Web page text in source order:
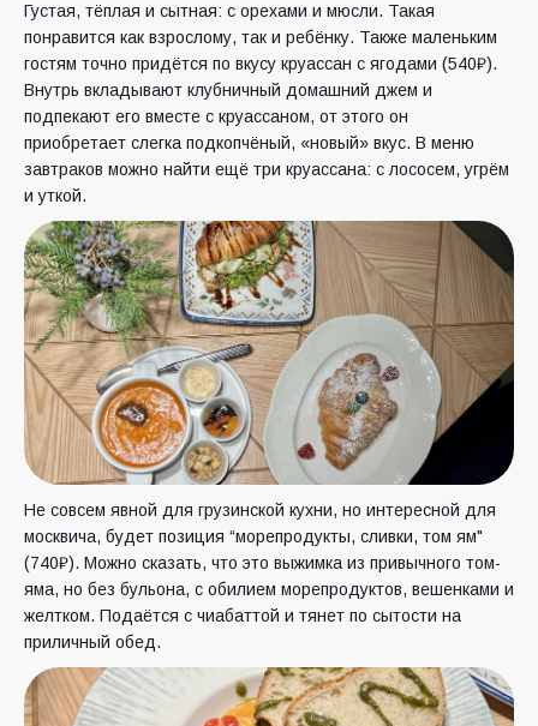
Густая, тёплая и сытная: с орехами и мюсли. Такая
понравится как взрослому, так и ребёнку. Также маленьким
гостям точно придётся по вкусу круассан с ягодами (540₽).
Внутрь вкладывают клубничный домашний джем и
подпекают его вместе с круассаном, от этого он
приобретает слегка подкопчёный, «новый» вкус. В меню
завтраков можно найти ещё три круассана: с лососем, угрём
и уткой.
Не совсем явной для грузинской кухни, но интересной для
москвича, будет позиция “морепродукты, сливки, том ям"
(740₽). Можно сказать, что это выжимка из привычного том-
яма, но без бульона, с обилием морепродуктов, вешенками и
желтком. Подаётся с чиабаттой и тянет по сытости на
приличный обед.